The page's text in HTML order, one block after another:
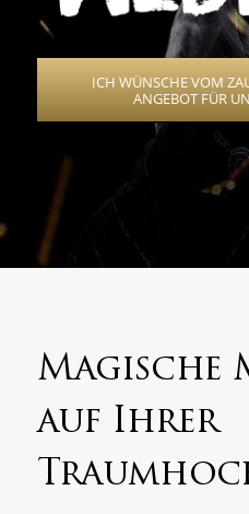
ICH WÜNSCHE VOM
ANGEBOT FÜR
Magische
auf Ihrer